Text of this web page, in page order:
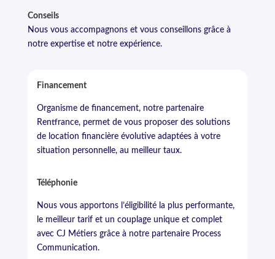
Conseils
Nous vous accompagnons et vous conseillons grâce à
notre expertise et notre expérience.
Financement
Organisme de financement, notre partenaire
Rentfrance, permet de vous proposer des solutions
de location financière évolutive adaptées à votre
situation personnelle, au meilleur taux.
Téléphonie
Nous vous apportons l’éligibilité la plus performante,
le meilleur tarif et un couplage unique et complet
avec CJ Métiers grâce à notre partenaire Process
Communication.